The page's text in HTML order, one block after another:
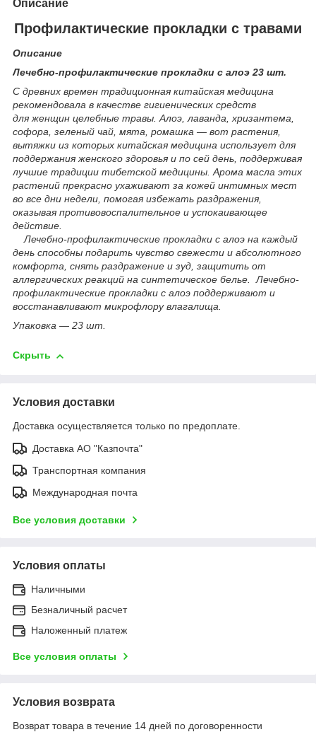
Описание
Профилактические прокладки с травами
Описание
Лечебно-профилактические прокладки с алоэ 23 шт.
С древних времен традиционная китайская медицина
рекомендовала в качестве гигиенических средств
для женщин целебные травы. Алоэ, лаванда, хризантема,
софора, зеленый чай, мята, ромашка ― вот растения,
вытяжки из которых китайская медицина использует для
поддержания женского здоровья и по сей день, поддерживая
лучшие традиции тибетской медицины. Арома масла этих
растений прекрасно ухаживают за кожей интимных мест
во все дни недели, помогая избежать раздражения,
оказывая противовоспалительное и успокаивающее
действие.
Лечебно-профилактические прокладки с алоэ на каждый
день способны подарить чувство свежести и абсолютного
комфорта, снять раздражение и зуд, защитить от
аллергических реакций на синтетическое белье.Лечебно-
профилактические прокладки с алоэ поддерживают и
восстанавливают микрофлору влагалища.
Упаковка ― 23 шт.
Скрыть
Условия доставки
Доставка осуществляется только по предоплате.
Доставка АО "Казпочта"
Транспортная компания
Международная почта
Все условия доставки
Условия оплаты
Наличными
Безналичный расчет
Наложенный платеж
Все условия оплаты
Условия возврата
Возврат товара в течение 14 дней по договоренности